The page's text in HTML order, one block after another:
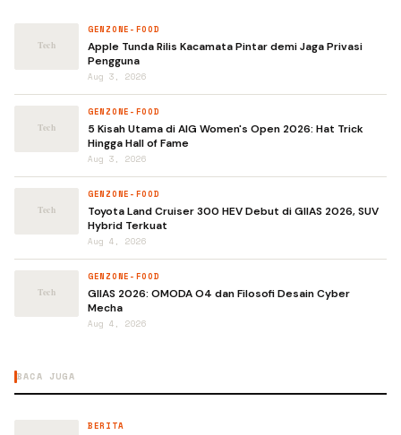
GENZONE-FOOD
Apple Tunda Rilis Kacamata Pintar demi Jaga Privasi
Pengguna
Aug 3, 2026
GENZONE-FOOD
5 Kisah Utama di AIG Women's Open 2026: Hat Trick
Hingga Hall of Fame
Aug 3, 2026
GENZONE-FOOD
Toyota Land Cruiser 300 HEV Debut di GIIAS 2026, SUV
Hybrid Terkuat
Aug 4, 2026
GENZONE-FOOD
GIIAS 2026: OMODA O4 dan Filosofi Desain Cyber
Mecha
Aug 4, 2026
BACA JUGA
BERITA